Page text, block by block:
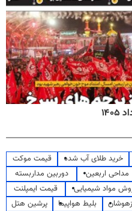
خرید طلای آب شده
قیمت موکت
مداحی اربعین
دوربین مداربسته
مواد شیمیایی
قیمت ایمپلنت
بلیط هواپیما
پرشین هتل